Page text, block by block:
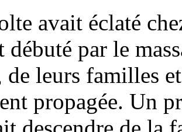
avait éclaté
débuté par le
de leurs familles
propagée. Un